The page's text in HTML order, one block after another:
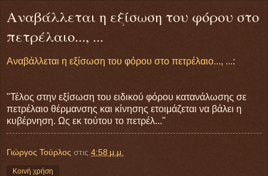
Αναβάλλεται η εξίσωση του φόρου στο
πετρέλαιο..., ...
Αναβάλλεται η εξίσωση του φόρου στο πετρέλαιο..., ...:
"Τέλος στην εξίσωση του ειδικού φόρου κατανάλωσης σε
πετρέλαιο θέρμανσης και κίνησης ετοιμάζεται να βάλει η
κυβέρνηση. Ως εκ τούτου το πετρέλ..."
Γιώργος Τούρλος στις 4:58 μ.μ.
Κοινή χρήση